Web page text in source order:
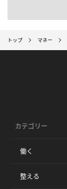
トップ マネー
カテゴリー
働く
整える